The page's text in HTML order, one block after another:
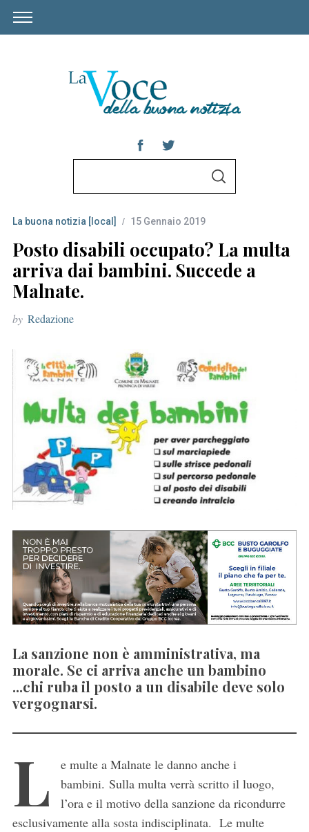
r
c
h
f
o
r
S
La buona notizia [local] 15 Gennaio 2019
Posto disabili occupato? La multa
arriva dai bambini. Succede a
Malnate.
by Redazione
La sanzione non è amministrativa, ma
morale. Se ci arriva anche un bambino
...chi ruba il posto a un disabile deve solo
vergognarsi.
L
e multe a Malnate le danno anche i
bambini. Sulla multa verrà scritto il luogo,
l’ora e il motivo della sanzione da ricondurre
esclusivamente alla sosta indisciplinata. Le multe